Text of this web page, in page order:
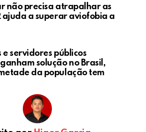
não precisa atrapalhar as
ajuda a superar aviofobia a
servidores públicos
solução no Brasil,
da população tem